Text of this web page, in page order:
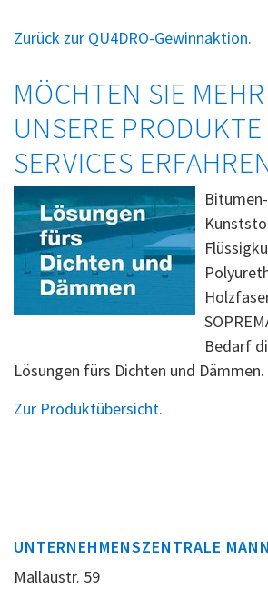
Zurück zur QU4DRO-Gewinnaktion.
MÖCHTEN SIE
UNSERE
SERVICES
Bedarf
Lösungen fürs Dichten und Dämmen.
Zur Produktübersicht.
UNTERNEHMENSZENTRALE
Mallaustr. 59